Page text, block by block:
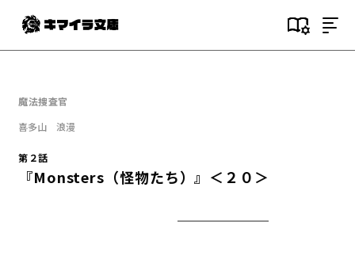
目次
『Serial killer（連続殺人鬼）』
魔法捜査官
喜多山 浪漫
第２話
『Monsters（怪物たち）』＜２０＞